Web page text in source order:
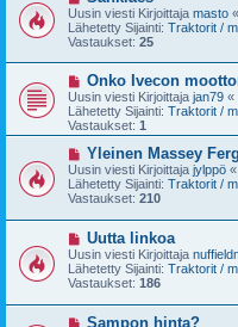
e
s
t
i
u
s
i
v
i
e
s
t
i
Uusin viesti Kirjoittaja masto «
Lähetetty Sijainti: Traktorit /
Vastaukset: 25
U
u
s
i
v
s
t
i
Onko Ivecon
Uusin viesti Kirjoittaja jan79 «
Lähetetty Sijainti: Traktorit /
Vastaukset: 1
U
u
s
i
i
s
t
i
Yleinen Massey
Uusin viesti Kirjoittaja jylppö «
Lähetetty Sijainti: Traktorit /
Vastaukset: 210
U
u
s
i
v
i
e
Uutta linkoa
Uusin viesti Kirjoittaja
Lähetetty Sijainti: Traktorit /
Vastaukset: 186
USampon hinta?